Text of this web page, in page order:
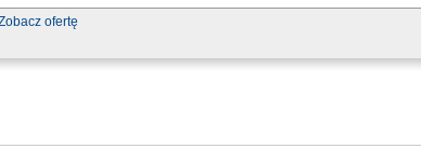
ofertę